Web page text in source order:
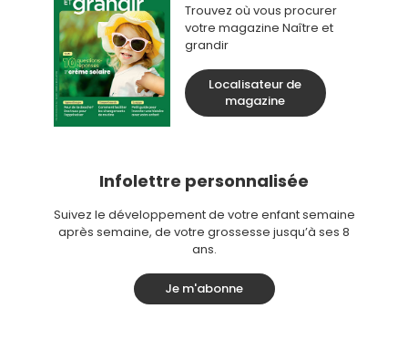
Trouvez où vous procurer
votre magazine Naître et
grandir
Localisateur de
magazine
Infolettre personnalisée
Suivez le développement de votre enfant semaine
après semaine, de votre grossesse jusqu’à ses 8
ans.
Je m'abonne